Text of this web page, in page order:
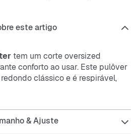
este artigo
tem um corte oversized
conforto ao usar. Este pulôver
clássico e é respirável,
O design de corrida na parte
especial no teu visual.
& Ajuste